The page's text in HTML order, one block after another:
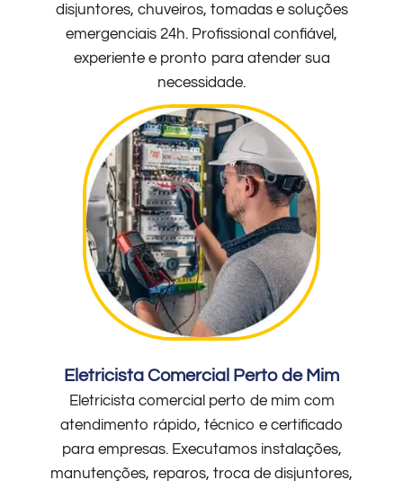
disjuntores, chuveiros, tomadas e soluções
emergenciais 24h. Profissional confiável,
experiente e pronto para atender sua
necessidade.
Eletricista Comercial Perto de Mim
Eletricista comercial perto de mim com
atendimento rápido, técnico e certificado
para empresas. Executamos instalações,
manutenções, reparos, troca de disjuntores,